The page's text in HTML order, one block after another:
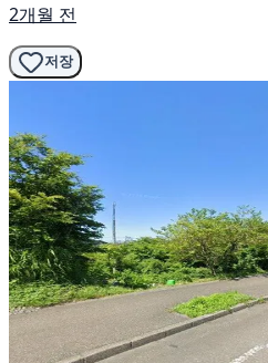
2개월 전
저장